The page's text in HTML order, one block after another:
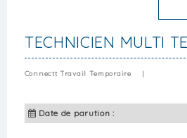
TECHNICIEN MULTI
Connectt Travail Temporaire |
Date de parution :